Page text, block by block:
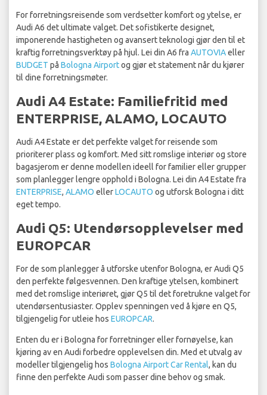
For forretningsreisende som verdsetter komfort og ytelse, er
Audi A6 det ultimate valget. Det sofistikerte designet,
imponerende hastigheten og avansert teknologi gjør den til et
kraftig forretningsverktøy på hjul. Lei din A6 fra AUTOVIAeller
BUDGET på Bologna Airportog gjør et statement når du kjører
til dine forretningsmøter.
Audi A4 Estate: Familiefritid med
ENTERPRISE, ALAMO, LOCAUTO
Audi A4 Estate er det perfekte valget for reisende som
prioriterer plass og komfort. Med sitt romslige interiør og store
bagasjerom er denne modellen ideell for familier eller grupper
som planlegger lengre opphold i Bologna. Lei din A4 Estate fra
ENTERPRISE, ALAMO ellerLOCAUTO og utforsk Bologna i ditt
eget tempo.
Audi Q5: Utendørsopplevelser med
EUROPCAR
For de som planlegger å utforske utenfor Bologna, er Audi Q5
den perfekte følgesvennen. Den kraftige ytelsen, kombinert
med det romslige interiøret, gjør Q5 til det foretrukne valget for
utendørsentusiaster. Opplev spenningen ved å kjøre en Q5,
tilgjengelig for utleie hos EUROPCAR.
Enten du er i Bologna for forretninger eller fornøyelse, kan
kjøring av en Audi forbedre opplevelsen din. Med et utvalg av
modeller tilgjengelig hos Bologna Airport Car Rental, kan du
finne den perfekte Audi som passer dine behov og smak.